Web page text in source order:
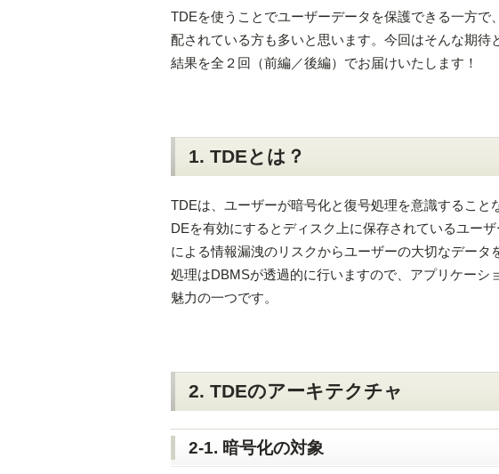
TDEを使うことでユーザーデータを保護できる一方
配されている方も多いと思います。今回はそんな期
結果を全２回（前編／後編）でお届けいたします！
1. TDEとは？
TDEは、ユーザーが暗号化と復号処理を意識するこ
DEを有効にするとディスク上に保存されているユー
による情報漏洩のリスクからユーザーの大切なデー
処理はDBMSが透過的に行いますので、アプリケー
魅力の一つです。
2. TDEのアーキテクチャ
2-1. 暗号化の対象